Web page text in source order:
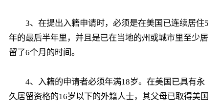
3、在提出入籍申请时，必须是在美国已连续居住5
年的最后半年里，并且是已在当地的州或城市里至少居
留了6个月的时间。
4、入籍的申请者必须年满18岁。在美国已具有永
久居留资格的16岁以下的外籍人士，其父母已取得美国